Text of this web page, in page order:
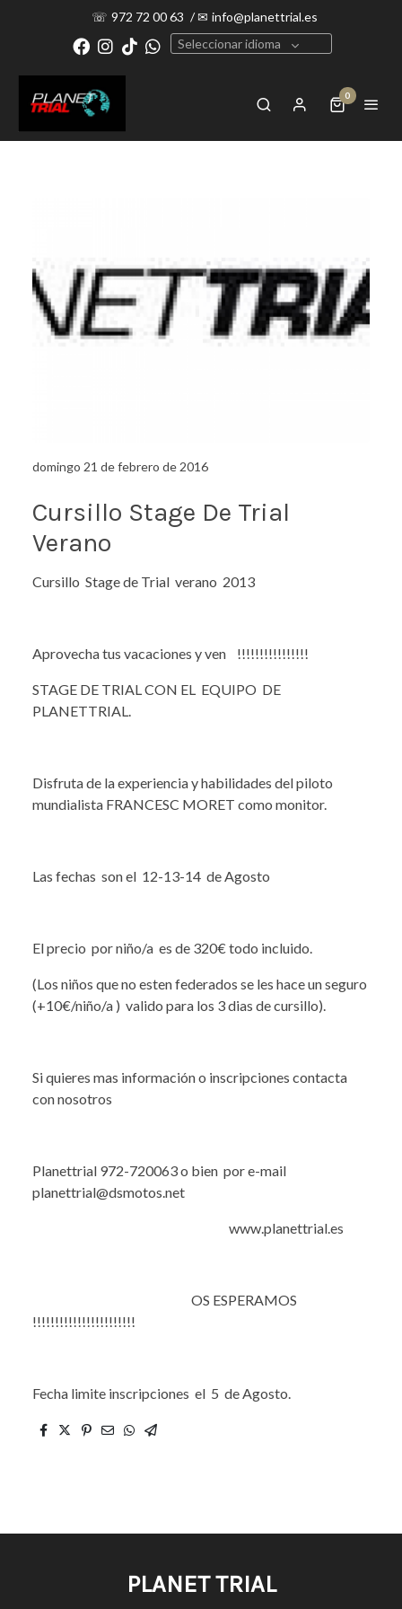
☏ 972 72 00 63 /✉ info@planettrial.es
Seleccionar idioma
0
domingo 21 de febrero de 2016
Cursillo Stage De Trial
Verano
Cursillo Stage de Trial verano 2013
Aprovecha tus vacaciones y ven !!!!!!!!!!!!!!!!
STAGE DE TRIAL CON EL EQUIPO DE
PLANETTRIAL.
Disfruta de la experiencia y habilidades del piloto
mundialista FRANCESC MORET como monitor.
Las fechas son el 12-13-14 de Agosto
El precio por niño/a es de 320€ todo incluido.
(Los niños que no esten federados se les hace un seguro
(+10€/niño/a ) valido para los 3 dias de cursillo).
Si quieres mas información o inscripciones contacta
con nosotros
Planettrial 972-720063 o bien por e-mail
planettrial@dsmotos.net
www.planettrial.es
OS ESPERAMOS
!!!!!!!!!!!!!!!!!!!!!!!
Fecha limite inscripciones el 5 de Agosto.
PLANET TRIAL